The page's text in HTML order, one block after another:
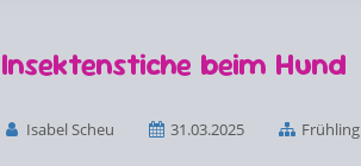
Insektenstiche beim Hund
Isabel Scheu 31.03.2025 Frühling